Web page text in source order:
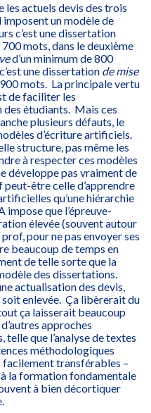
les actuels devis des trois
un modèle de
c’est une dissertation
mots, dans le deuxième
d’un minimum de 800
une dissertation de mise
mots. La principale vertu
de faciliter les
étudiants. Mais ces
plusieurs défauts, le
d’écriture artificiels.
structure, pas même les
à respecter ces modèles
développe pas vraiment de
être celle d’apprendre
qu’une hiérarchie
impose que l’épreuve-
élevée (souvent autour
pour ne pas envoyer ses
beaucoup de temps en
de telle sorte que la
des dissertations.
actualisation des devis,
enlevée. Ça libèrerait du
ça laisserait beaucoup
approches
que l’analyse de textes
méthodologiques
facilement transférables –
à la formation fondamentale
à bien décortiquer